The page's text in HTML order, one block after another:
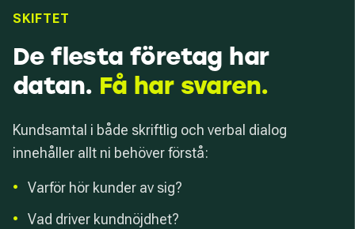
SKIFTET
De flesta företag har
datan. Få har svaren.
Kundsamtal i både skriftlig och verbal dialog
innehåller allt ni behöver förstå:
•
Varför hör kunder av sig?
•
Vad driver kundnöjdhet?